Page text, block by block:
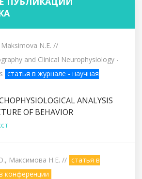
N.E. //
and Clinical Neurophysiology -
статья в журнале - научная
ANALYSIS
OF BEHAVIOR
Максимова Н.Е. // статья в
конференции